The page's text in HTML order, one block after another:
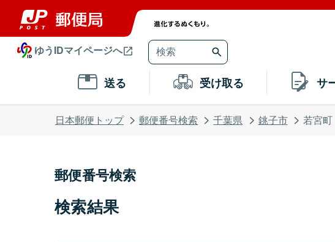
ゆうIDマイページへ
送る 受け取る サ
日本郵便トップ 郵便番号検索 千葉県 銚子市 若宮町
郵便番号検索
検索結果